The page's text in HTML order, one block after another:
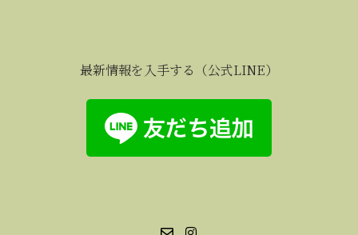
最新情報を入手する（公式LINE）